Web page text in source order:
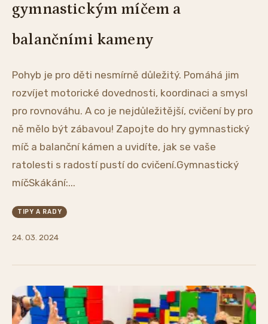
gymnastickým míčem a
balančními kameny
Pohyb je pro děti nesmírně důležitý. Pomáhá jim
rozvíjet motorické dovednosti, koordinaci a smysl
pro rovnováhu. A co je nejdůležitější, cvičení by pro
ně mělo být zábavou! Zapojte do hry gymnastický
míč a balanční kámen a uvidíte, jak se vaše
ratolesti s radostí pustí do cvičení.Gymnastický
míčSkákání:...
TIPY A RADY
24. 03. 2024